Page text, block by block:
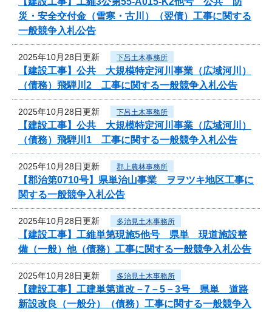
災・安全交付金（雪寒・古川）（翌債）工事に関する
一般競争入札公告
2025年10月28日更新 下呂土木事務所
【建設工事】公共 大規模特定河川事業（広域河川）
（債務）飛騨川2 工事に関する一般競争入札公告
2025年10月28日更新 下呂土木事務所
【建設工事】公共 大規模特定河川事業（広域河川）
（債務）飛騨川1 工事に関する一般競争入札公告
2025年10月28日更新 郡上農林事務所
【郡治第0710号】県単治山事業 ヲヲツキ地区工事に
関する一般競争入札公告
2025年10月28日更新 多治見土木事務所
【建設工事】工維単第現施5他号 県単 現道施設整
備（一般）他（債務）工事に関する一般競争入札公告
2025年10月28日更新 多治見土木事務所
【建設工事】工建単第道改－7－5－3号 県単 道路
新設改良（一般分）（債務）工事に関する一般競争入